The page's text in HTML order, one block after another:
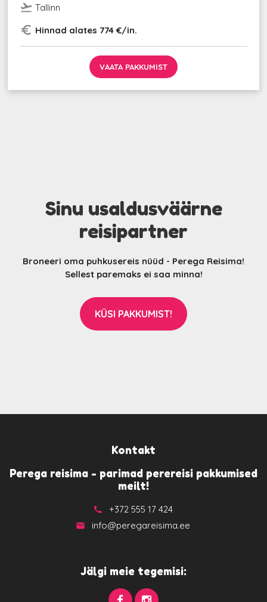
flight_takeoff Tallinn
euro_symbol Hinnad alates 774 €/in.
VAATA PAKKUMIST
Sinu usaldusväärne
reisipartner
Broneeri oma puhkusereis nüüd - Perega Reisima!
Sellest paremaks ei saa minna!
KÜSI PAKKUMIST!
Kontakt
Perega reisima - parimad perereisi pakkumised
meilt!
call +372 555 17 424
email info@peregareisima.ee
Jälgi meie tegemisi: